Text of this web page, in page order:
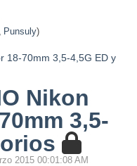
Punsuly)
18-70mm 3,5-4,5G ED y
Nikon
3,5-
2015 00:01:08 AM